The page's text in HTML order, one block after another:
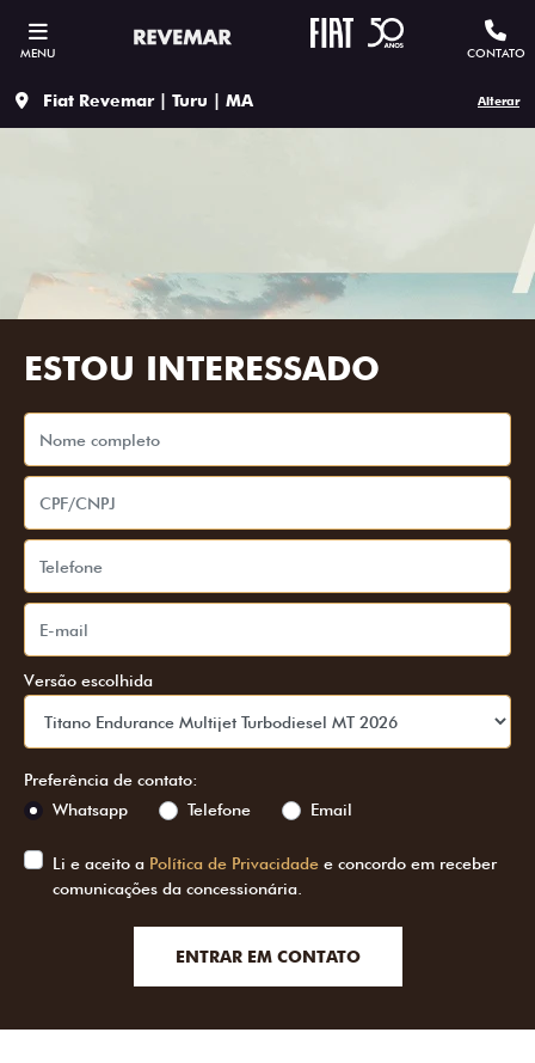
MENU CONTATO
Fiat Revemar | Turu | MA Alterar
ESTOU INTERESSADO
Versão escolhida
Preferência de contato:
Whatsapp
Telefone Email
Li e aceito a Política de Privacidade e concordo em receber
comunicações da concessionária.
ENTRAR EM CONTATO